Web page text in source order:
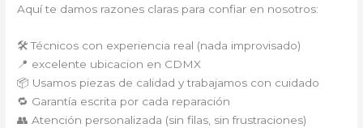
Aquí te damos razones claras para confiar en nosotros:
🛠️ Técnicos con experiencia real (nada improvisado)
📍 excelente ubicacion en CDMX
📦 Usamos piezas de calidad y trabajamos con cuidado
🔁 Garantía escrita por cada reparación
👥 Atención personalizada (sin filas, sin frustraciones)